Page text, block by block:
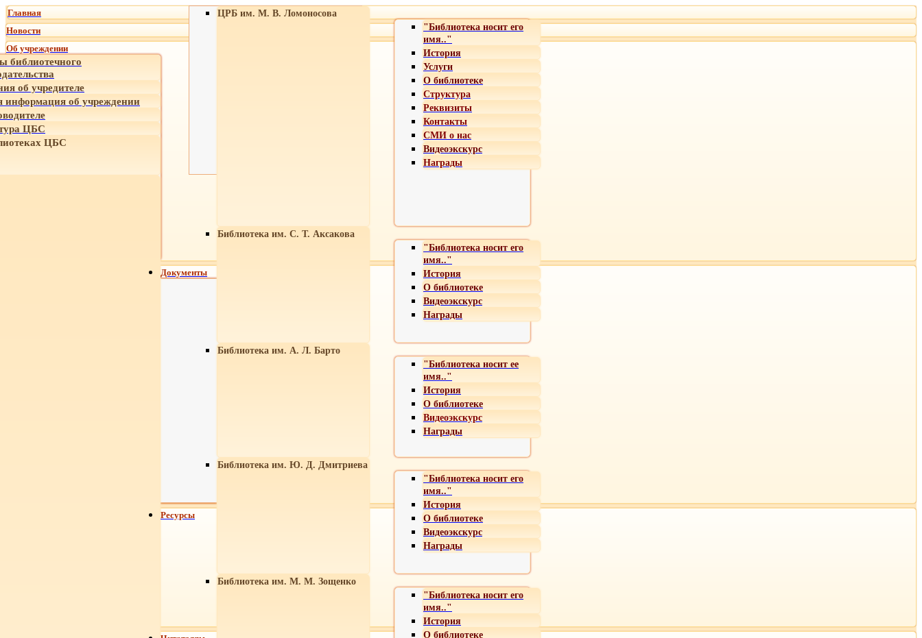
Главная
Новости
Об учреждении
библиотечного
об учредителе
об учреждении
ЦБС
ЦБС
ЦРБ им. М. В. Ломоносова
"Библиотека носит его
имя.."
История
Услуги
О библиотеке
Структура
Реквизиты
Контакты
СМИ о нас
Видеоэкскурс
Награды
Библиотека им. С. Т. Аксакова
"Библиотека носит его
имя.."
История
О библиотеке
Видеоэкскурс
Награды
Библиотека им. А. Л. Барто
"Библиотека носит ее
имя.."
История
О библиотеке
Видеоэкскурс
Награды
Библиотека им. Ю. Д. Дмитриева
"Библиотека носит его
имя.."
История
О библиотеке
Видеоэкскурс
Награды
Библиотека им. М. М. Зощенко
"Библиотека носит его
имя.."
История
О библиотеке
Документы
Ресурсы